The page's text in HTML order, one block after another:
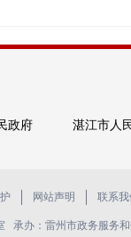
政府 湛江市人
网站声明 联系我
承办：雷州市政务服务